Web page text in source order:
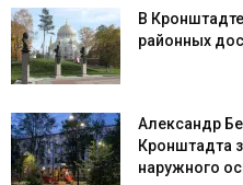
В
районных
Александр
Кронштадта
наружного